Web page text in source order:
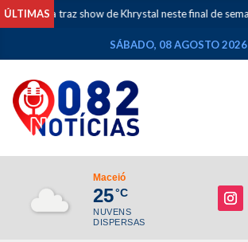
ÚLTIMAS
traz show de Khrystal neste final de semana. •
SÁBADO, 08 AGOSTO 2026
Maceió
25°C
NUVENS
DISPERSAS